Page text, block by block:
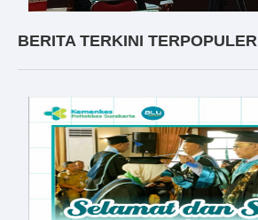
BERITA TERKINI TERPOPULER